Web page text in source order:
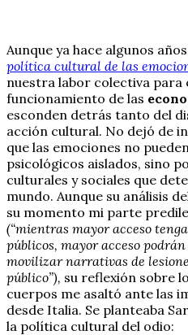
Aunque ya hace algunos
política cultural de las
nuestra labor colectiva para
funcionamiento de las
esconden detrás tanto del
acción cultural. No dejó de
que las emociones no
psicológicos aislados, sino
culturales y sociales que
mundo. Aunque su análisis
su momento mi parte
(“mientras mayor acceso
públicos, mayor acceso
movilizar narrativas de
público”), su reflexión sobre
cuerpos me asaltó ante las
desde Italia. Se planteaba
la política cultural del odio: